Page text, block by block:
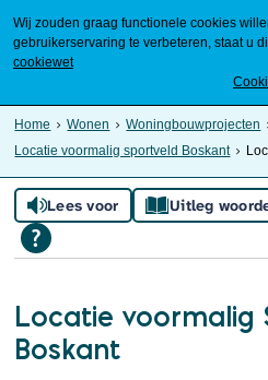
Wij zouden graag functionele cookies
gebruikerservaring te verbeteren, staat u
cookiewet
Home Wonen Woningbouwprojecten
Locatie voormalig sportveld Boskant
Lees voor Uitleg
Locatie voormalig
Boskant